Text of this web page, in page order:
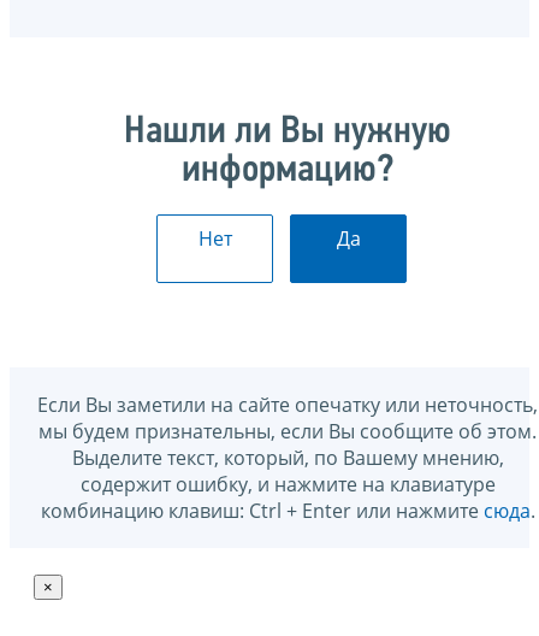
Нашли ли Вы нужную
информацию?
Нет Да
Если Вы заметили на сайте опечатку или неточность,
мы будем признательны, если Вы сообщите об этом.
Выделите текст, который, по Вашему мнению,
содержит ошибку, и нажмите на клавиатуре
комбинацию клавиш: Ctrl + Enter или нажмите сюда.
×